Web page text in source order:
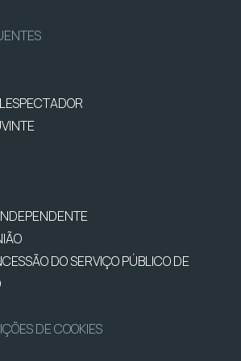
DO SERVIÇO PÚBLICO DE
DE COOKIES